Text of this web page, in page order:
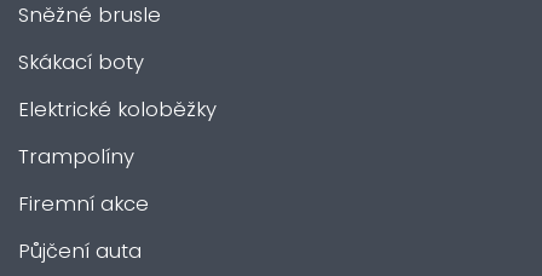
Sněžné brusle
Skákací boty
Elektrické koloběžky
Trampolíny
Firemní akce
Půjčení auta